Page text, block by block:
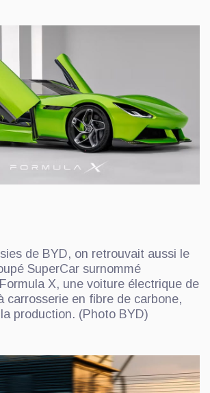
de BYD, on retrouvait aussi le
SuperCar surnommé
X, une voiture électrique de
carrosserie en fibre de carbone,
production. (Photo BYD)